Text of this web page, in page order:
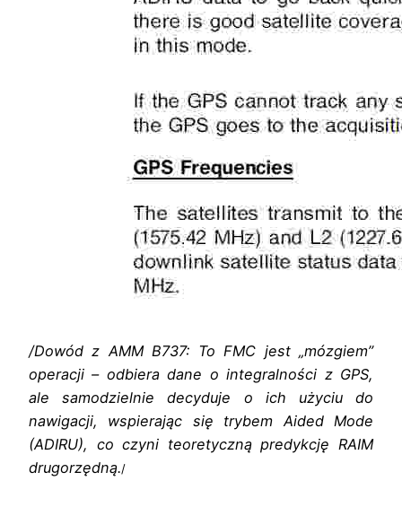
/Dowód z AMM B737: To FMC jest „mózgiem”
operacji – odbiera dane o integralności z GPS,
ale samodzielnie decyduje o ich użyciu do
nawigacji, wspierając się trybem Aided Mode
(ADIRU), co czyni teoretyczną predykcję RAIM
drugorzędną./